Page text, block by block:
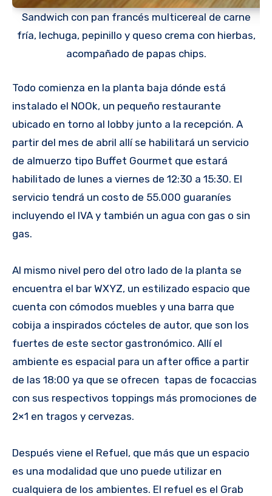
Sandwich con pan francés multicereal de carne
fría, lechuga, pepinillo y queso crema con hierbas,
acompañado de papas chips.
Todo comienza en la planta baja dónde está
instalado el NOOk, un pequeño restaurante
ubicado en torno al lobby junto a la recepción. A
partir del mes de abril allí se habilitará un servicio
de almuerzo tipo Buffet Gourmet que estará
habilitado de lunes a viernes de 12:30 a 15:30. El
servicio tendrá un costo de 55.000 guaraníes
incluyendo el IVA y también un agua con gas o sin
gas.
Al mismo nivel pero del otro lado de la planta se
encuentra el bar WXYZ, un estilizado espacio que
cuenta con cómodos muebles y una barra que
cobija a inspirados cócteles de autor, que son los
fuertes de este sector gastronómico. Allí el
ambiente es espacial para un after office a partir
de las 18:00 ya que se ofrecen tapas de focaccias
con sus respectivos toppings más promociones de
2×1 en tragos y cervezas.
Después viene el Refuel, que más que un espacio
es una modalidad que uno puede utilizar en
cualquiera de los ambientes. El refuel es el Grab